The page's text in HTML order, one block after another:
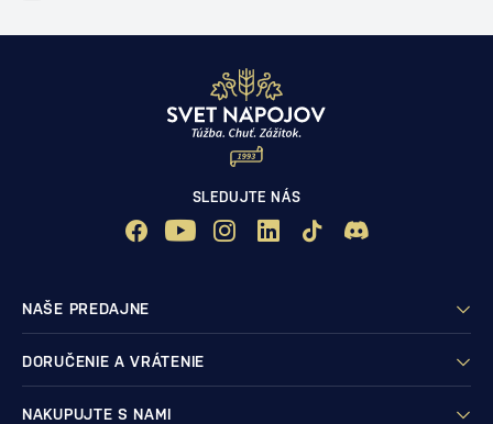
SLEDUJTE NÁS
NAŠE PREDAJNE
DORUČENIE A VRÁTENIE
NAKUPUJTE S NAMI